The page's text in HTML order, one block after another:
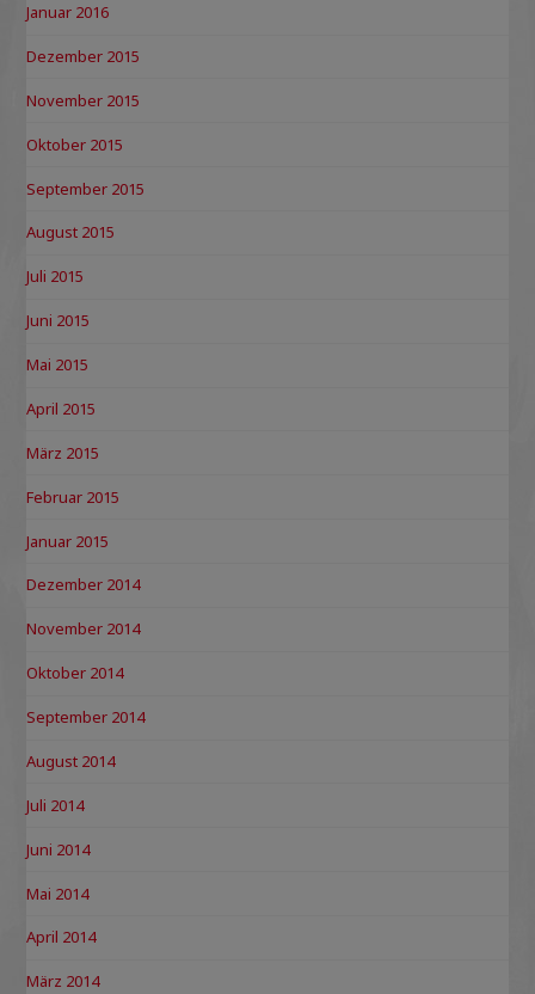
Januar 2016
Dezember 2015
November 2015
Oktober 2015
September 2015
August 2015
Juli 2015
Juni 2015
Mai 2015
April 2015
März 2015
Februar 2015
Januar 2015
Dezember 2014
November 2014
Oktober 2014
September 2014
August 2014
Juli 2014
Juni 2014
Mai 2014
April 2014
März 2014